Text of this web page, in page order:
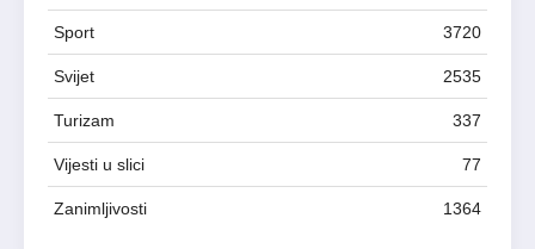
Sport 3720
Svijet 2535
Turizam 337
Vijesti u slici 77
Zanimljivosti 1364